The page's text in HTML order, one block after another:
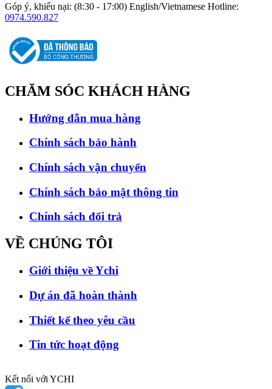
Góp ý, khiếu nại: (8:30 - 17:00) English/Vietnamese Hotline:
0974.590.827
CHĂM SÓC KHÁCH HÀNG
Hướng dẫn mua hàng
Chính sách bảo hành
Chính sách vận chuyển
Chính sách bảo mật thông tin
Chính sách đổi trả
VỀ CHÚNG TÔI
Giới thiệu về Ychi
Dự án đã hoàn thành
Thiết kế theo yêu cầu
Tin tức hoạt động
Kết nối với YCHI